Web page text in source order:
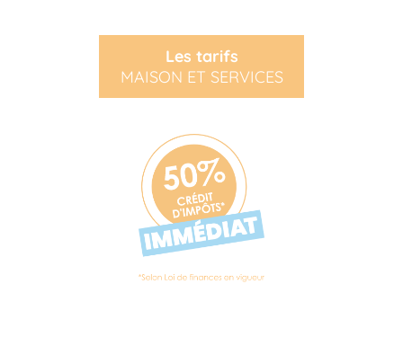
Les tarifs
MAISON ET SERVICES